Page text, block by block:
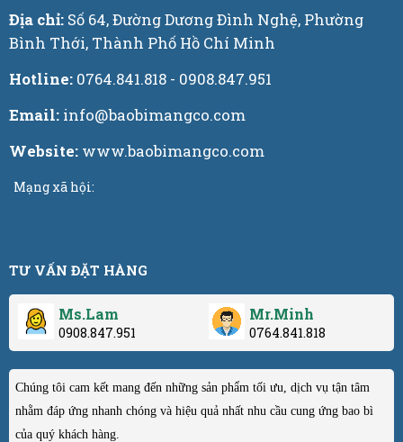
Địa chỉ: Số 64, Đường Dương Đình Nghệ, Phường
Bình Thới, Thành Phố Hồ Chí Minh
Hotline: 0764.841.818 - 0908.847.951
Email: info@baobimangco.com
Website: www.baobimangco.com
Mạng xã hội:
TƯ VẤN ĐẶT HÀNG
Ms.Lam
0908.847.951
Mr.Minh
0764.841.818
Chúng tôi cam kết mang đến những sản phẩm tối ưu, dịch vụ tận tâm
nhằm đáp ứng nhanh chóng và hiệu quả nhất nhu cầu cung ứng bao bì
của quý khách hàng.